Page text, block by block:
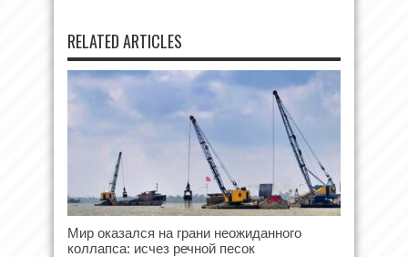
RELATED ARTICLES
Мир оказался на грани неожиданного
коллапса: исчез речной песок